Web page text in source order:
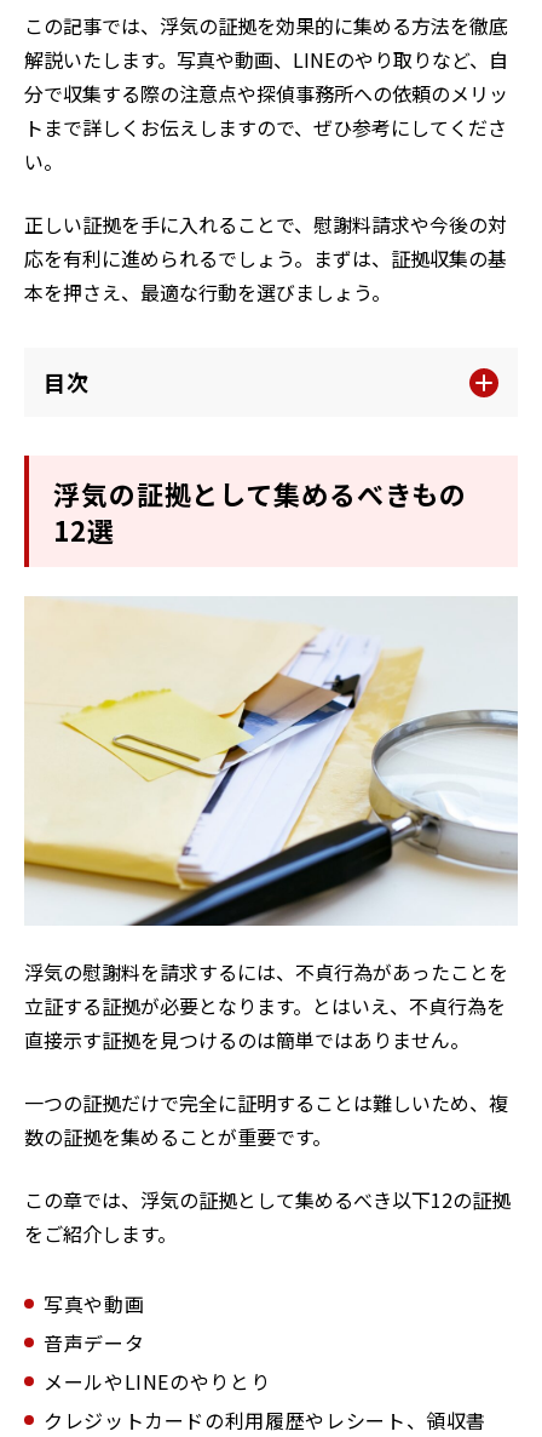
この記事では、浮気の証拠を効果的に集める方法を徹底
解説いたします。写真や動画、LINEのやり取りなど、自
分で収集する際の注意点や探偵事務所への依頼のメリッ
トまで詳しくお伝えしますので、ぜひ参考にしてくださ
い。
正しい証拠を手に入れることで、慰謝料請求や今後の対
応を有利に進められるでしょう。まずは、証拠収集の基
本を押さえ、最適な行動を選びましょう。
目次
浮気の証拠として集めるべきもの
12選
浮気の慰謝料を請求するには、不貞行為があったことを
立証する証拠が必要となります。とはいえ、不貞行為を
直接示す証拠を見つけるのは簡単ではありません。
一つの証拠だけで完全に証明することは難しいため、複
数の証拠を集めることが重要です。
この章では、浮気の証拠として集めるべき以下12の証拠
をご紹介します。
写真や動画
音声データ
メールやLINEのやりとり
クレジットカードの利用履歴やレシート、領収書